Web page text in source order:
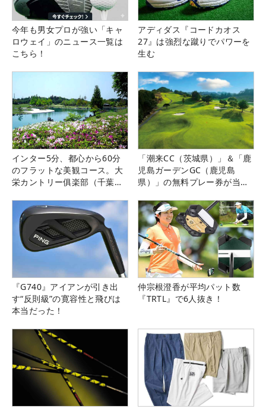
今年も男女プロが強い「キャ
ロウェイ」のニュース一覧は
こちら！
アディダス『コードカオス
27』は強烈な蹴りでパワーを
生む
インター5分、都心から60分
のフラットな美観コース。大
栄カントリー俱楽部（千葉
「潮来CC（茨城県）」＆「鹿
児島ガーデンGC（鹿児島
県）」の無料プレー券が当た
『G740』アイアンが引き出
す“反則級”の寛容性と飛びは
本当だった！
仲宗根澄香が平均パット数
『TRTL』で6人抜き！